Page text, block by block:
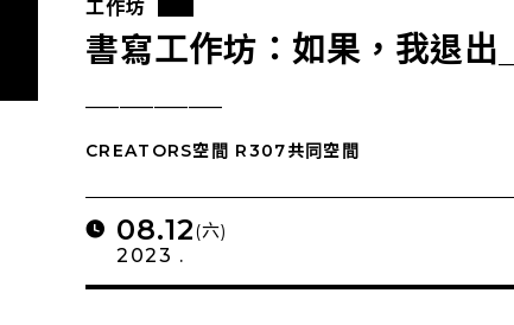
工作坊
書寫工作坊：如果，我退出＿
CREATORS空間 R307共同空間
08.12(六)
2023 .